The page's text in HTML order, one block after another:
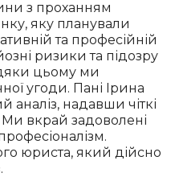
з проханням
яку планували
та професійній
ризики та підозру
цьому ми
угоди. Пані Ірина
аналіз, надавши чіткі
Ми вкрай задоволені
юриста, який дійсно